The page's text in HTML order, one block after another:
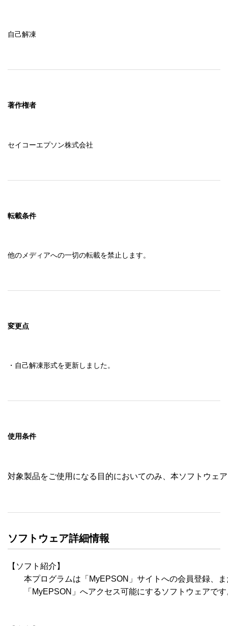
自己解凍
著作権者
セイコーエプソン株式会社
転載条件
他のメディアへの一切の転載を禁止します。
変更点
・自己解凍形式を更新しました。
使用条件
対象製品をご使用になる目的においてのみ、本ソフトウェ
ソフトウェア詳細情報
【ソフト紹介】
本プログラムは「MyEPSON」サイトへの会員登録、ま
「MyEPSON」へアクセス可能にするソフトウェアです